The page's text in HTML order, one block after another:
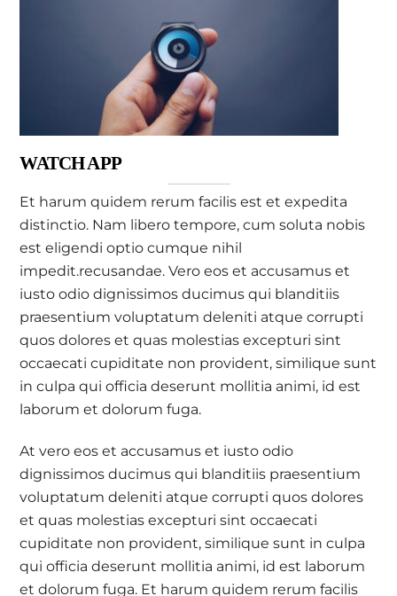
WATCH APP
Et harum quidem rerum facilis est et expedita
distinctio. Nam libero tempore, cum soluta nobis
est eligendi optio cumque nihil
impedit.recusandae. Vero eos et accusamus et
iusto odio dignissimos ducimus qui blanditiis
praesentium voluptatum deleniti atque corrupti
quos dolores et quas molestias excepturi sint
occaecati cupiditate non provident, similique sunt
in culpa qui officia deserunt mollitia animi, id est
laborum et dolorum fuga.
At vero eos et accusamus et iusto odio
dignissimos ducimus qui blanditiis praesentium
voluptatum deleniti atque corrupti quos dolores
et quas molestias excepturi sint occaecati
cupiditate non provident, similique sunt in culpa
qui officia deserunt mollitia animi, id est laborum
et dolorum fuga. Et harum quidem rerum facilis